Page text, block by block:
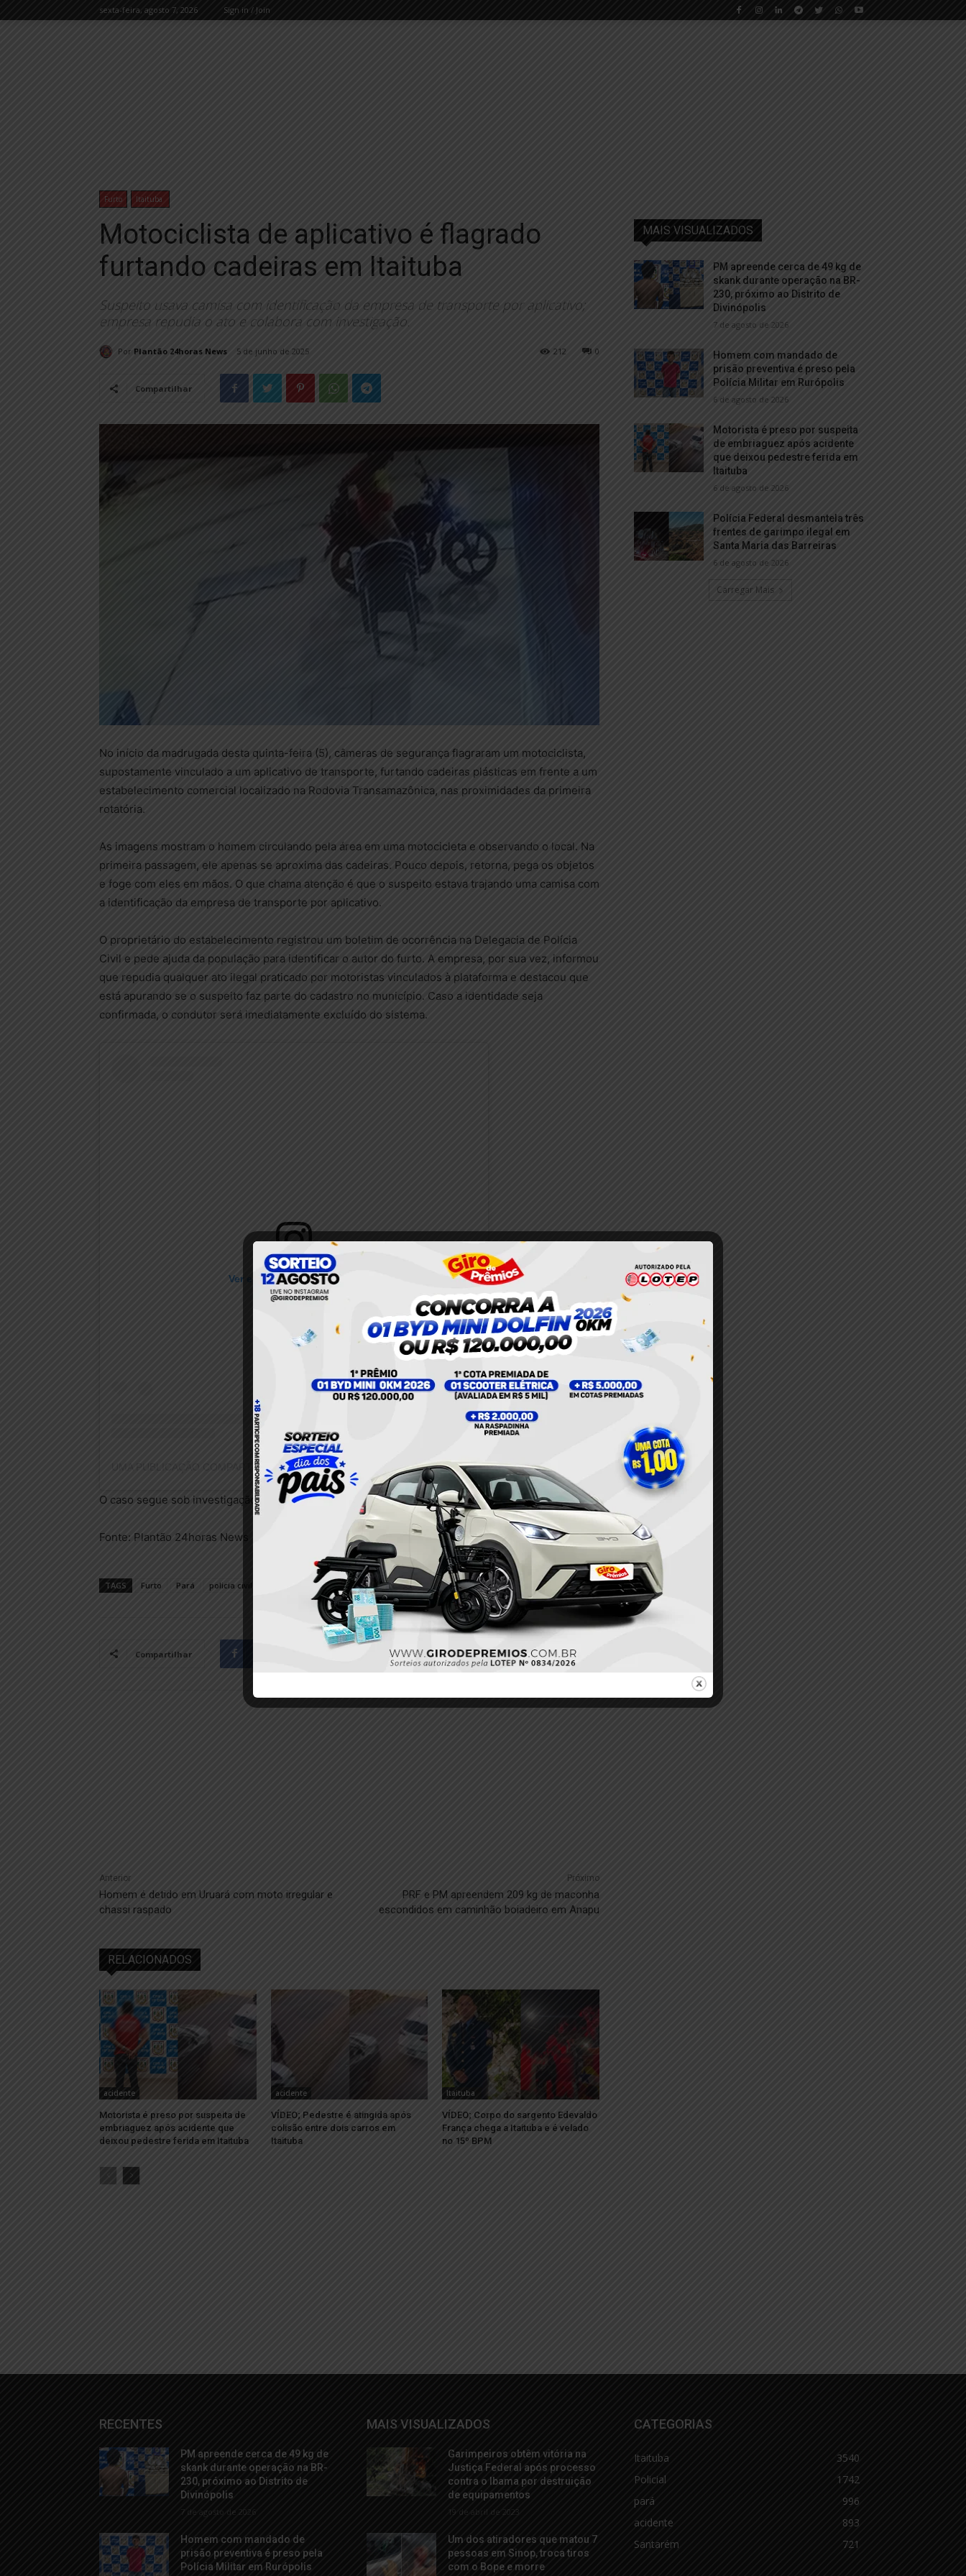
sexta-feira, agosto 7, 2026 Sign in / Join
Furto Itaituba
Motociclista de aplicativo é flagrado
furtando cadeiras em Itaituba
Suspeito usava camisa com identificação da empresa de transporte por aplicativo;
empresa repudia o ato e colabora com investigação.
Por Plantão 24horas News 5 de junho de 2025 0
212
Compartilhar
No início da madrugada desta quinta-feira (5), câmeras de segurança flagraram um motociclista,
supostamente vinculado a um aplicativo de transporte, furtando cadeiras plásticas em frente a um
estabelecimento comercial localizado na Rodovia Transamazônica, nas proximidades da primeira
rotatória.
As imagens mostram o homem circulando pela área em uma motocicleta e observando o local. Na
primeira passagem, ele apenas se aproxima das cadeiras. Pouco depois, retorna, pega os objetos
e foge com eles em mãos. O que chama atenção é que o suspeito estava trajando uma camisa com
a identificação da empresa de transporte por aplicativo.
O proprietário do estabelecimento registrou um boletim de ocorrência na Delegacia de Polícia
Civil e pede ajuda da população para identificar o autor do furto. A empresa, por sua vez, informou
que repudia qualquer ato ilegal praticado por motoristas vinculados à plataforma e destacou que
está apurando se o suspeito faz parte do cadastro no município. Caso a identidade seja
confirmada, o condutor será imediatamente excluído do sistema.
Ver essa foto no Instagram
UMA PUBLICAÇÃO COMPARTILHADA POR PLANTÃO 24HORAS NEWS (@PLANTAO24HORASNEWS)
O caso segue sob investigação das autoridades competentes.
Fonte: Plantão 24horas News
TAGS Furto Pará policia civil Policia Militar Policial
Compartilhar Pinterest
Anterior
Homem é detido em Uruará com moto irregular e
chassi raspado
Próximo
PRF e PM apreendem 209 kg de maconha
escondidos em caminhão boiadeiro em Anapu
RELACIONADOS
acidente
Motorista é preso por suspeita de
embriaguez após acidente que
deixou pedestre ferida em Itaituba
acidente
VÍDEO; Pedestre é atingida após
colisão entre dois carros em
Itaituba
Itaituba
VÍDEO; Corpo do sargento Edevaldo
França chega a Itaituba e é velado
no 15º BPM
MAIS VISUALIZADOS
PM apreende cerca de 49 kg de
skank durante operação na BR-
230, próximo ao Distrito de
Divinópolis
7 de agosto de 2026
Homem com mandado de
prisão preventiva é preso pela
Polícia Militar em Rurópolis
6 de agosto de 2026
Motorista é preso por suspeita
de embriaguez após acidente
que deixou pedestre ferida em
Itaituba
6 de agosto de 2026
Polícia Federal desmantela três
frentes de garimpo ilegal em
Santa Maria das Barreiras
6 de agosto de 2026
Carregar Mais
RECENTES
PM apreende cerca de 49 kg de
skank durante operação na BR-
230, próximo ao Distrito de
Divinópolis
7 de agosto de 2026
Homem com mandado de
prisão preventiva é preso pela
Polícia Militar em Rurópolis
MAIS VISUALIZADOS
Garimpeiros obtêm vitória na
Justiça Federal após processo
contra o Ibama por destruição
de equipamentos
19 de abril de 2023
Um dos atiradores que matou 7
pessoas em Sinop, troca tiros
com o Bope e morre
CATEGORIAS
Itaituba
3540
Policial
1742
pará
996
acidente
893
Santarém
721